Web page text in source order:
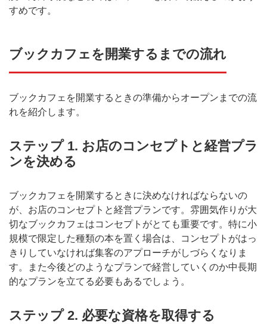
すめです。
ブックカフェを開業するまでの流れ
ブックカフェを開業するときの準備からオープンまでの流
れを紹介します。
ステップ 1. お店のコンセプトと経営プラ
ンを決める
ブックカフェを開業するときに決めなければならないの
が、お店のコンセプトと経営プランです。雰囲気作りが大
切なブックカフェはコンセプトがとても重要です。特に小
規模で限定した種類の本を置く場合は、コンセプトがはっ
きりしていなければ集客のアプローチがしづらくなりま
す。また今後どのようなプランで経営していくのか中長期
的なプランを立てる必要もあるでしょう。
ステップ 2. 必要な資格を取得する